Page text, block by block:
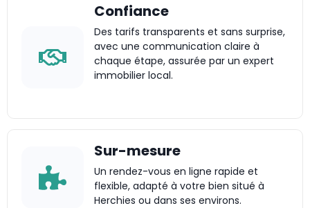
Confiance
Des tarifs transparents et sans surprise,
avec une communication claire à
chaque étape, assurée par un expert
immobilier local.
Sur-mesure
Un rendez-vous en ligne rapide et
flexible, adapté à votre bien situé à
Herchies ou dans ses environs.